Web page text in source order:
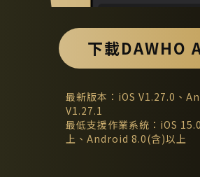
下載DAWHO
最新版本：iOS V1.27.0、
V1.27.1
最低支援作業系統：iOS
上、Android 8.0(含)以上